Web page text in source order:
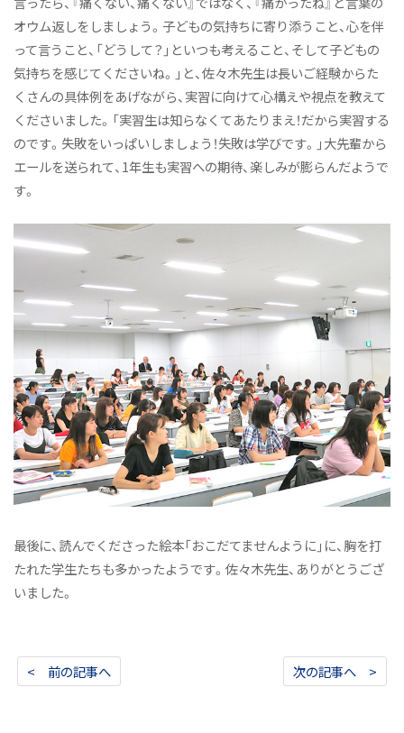
オウム返しをしましょう。子どもの気持ちに寄り添うこと、心を伴
って言うこと、「どうして？」といつも考えること、そして子どもの
気持ちを感じてくださいね。」と、佐々木先生は長いご経験からた
くさんの具体例をあげながら、実習に向けて心構えや視点を教えて
くださいました。「実習生は知らなくてあたりまえ！だから実習する
のです。失敗をいっぱいしましょう！失敗は学びです。」大先輩から
エールを送られて、1年生も実習への期待、楽しみが膨らんだようで
す。
最後に、読んでくださった絵本「おこだてませんように」に、胸を打
たれた学生たちも多かったようです。佐々木先生、ありがとうござ
いました。
< 前の記事へ 次の記事へ >